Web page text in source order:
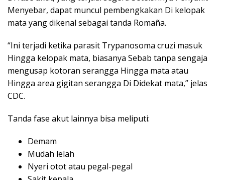
Menyebar, dapat muncul pembengkakan Di kelopak
mata yang dikenal sebagai tanda Romaña.
“Ini terjadi ketika parasit Trypanosoma cruzi masuk
Hingga kelopak mata, biasanya Sebab tanpa sengaja
mengusap kotoran serangga Hingga mata atau
Hingga area gigitan serangga Di Didekat mata,” jelas
CDC.
Tanda fase akut lainnya bisa meliputi:
Demam
Mudah lelah
Nyeri otot atau pegal-pegal